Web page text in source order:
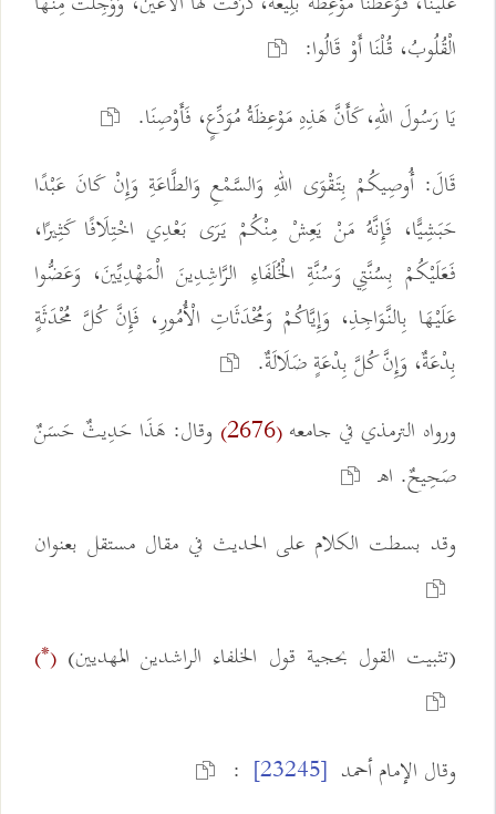
الْقُلُوبُ، قُلْنَا أَوْ قَالُوا:
يَا رَسُولَ اللهِ، كَأَنَّ هَذِهِ مَوْعِظَةُ مُوَدِّعٍ، فَأَوْصِنَا.
قَالَ: أُوصِيكُمْ بِتَقْوَى اللهِ وَالسَّمْعِ وَالطَّاعَةِ وَإِنْ كَانَ عَبْدًا
حَبَشِيًّا، فَإِنَّهُ مَنْ يَعِشْ مِنْكُمْ يَرَى بَعْدِي اخْتِلَافًا كَثِيرًا،
فَعَلَيْكُمْ بِسُنَّتِي وَسُنَّةِ الْخُلَفَاءِ الرَّاشِدِينَ الْمَهْدِيِّينَ، وَعَضُّوا
عَلَيْهَا بِالنَّوَاجِذِ، وَإِيَّاكُمْ وَمُحْدَثَاتِ الْأُمُورِ، فَإِنَّ كُلَّ مُحْدَثَةٍ
بِدْعَةٌ، وَإِنَّ كُلَّ بِدْعَةٍ ضَلَالَةٌ.
ورواه الترمذي في جامعه(2676)
وقال: هَذَا حَدِيثٌ حَسَنٌ
صَحِيحٌ. اهـ
وقد بسطت الكلام على الحديث في مقال مستقل بعنوان
(تثبيت القول بحجية قول الخلفاء الراشدين المهديين) (*)
وقال الإمام أحمد [23245]
: